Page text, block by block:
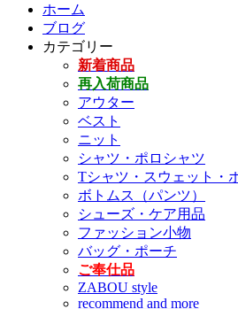
ホーム
ブログ
カテゴリー
新着商品
再入荷商品
アウター
ベスト
ニット
シャツ・ポロシャツ
Tシャツ・スウェット・
ボトムス（パンツ）
シューズ・ケア用品
ファッション小物
バッグ・ポーチ
ご奉仕品
ZABOU style
recommend and more